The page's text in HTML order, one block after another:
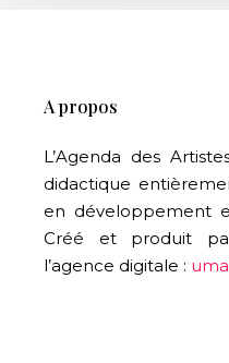
A propos
L’Agenda des
didactique
en développement
Créé et produit
l’agence digitale :